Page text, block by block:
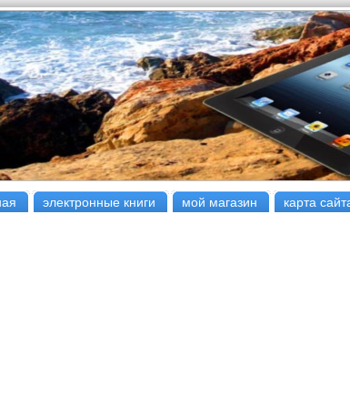
электронные книги мой магазин карта